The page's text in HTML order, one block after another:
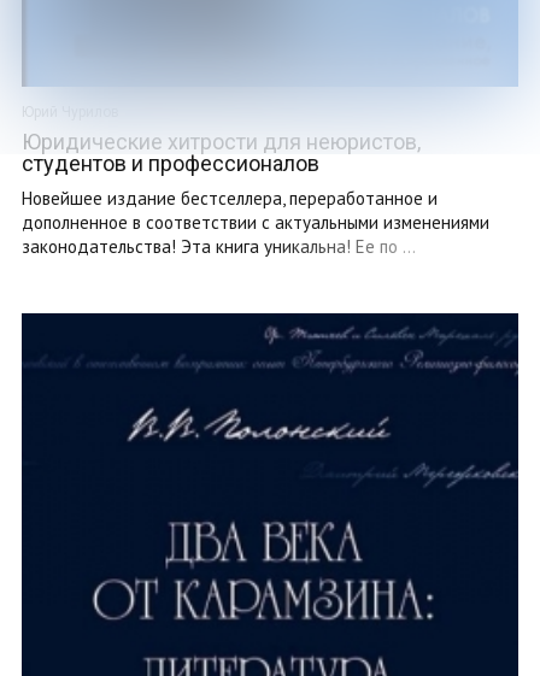
Юрий Чурилов
Юридические хитрости для неюристов,
студентов и профессионалов
Новейшее издание бестселлера, переработанное и
дополненное в соответствии с актуальными изменениями
законодательства! Эта книга уникальна! Ее по ...